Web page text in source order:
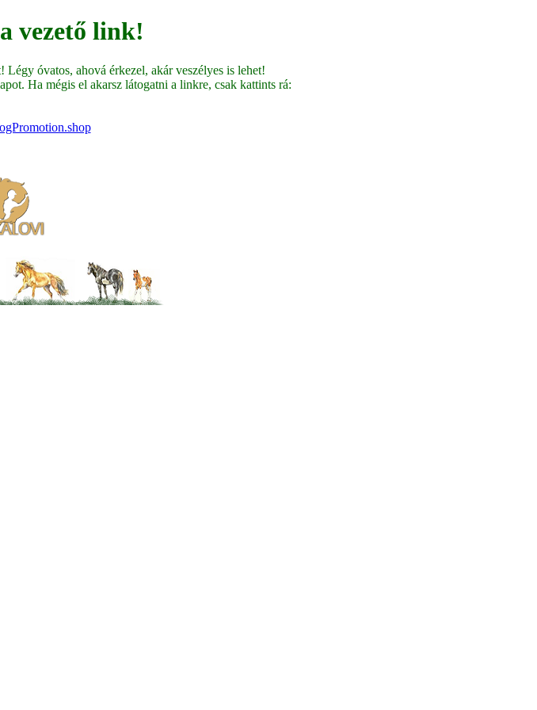
vezető link!
óvatos, ahová érkezel, akár veszélyes is lehet!
Ha mégis el akarsz látogatni a linkre, csak kattints rá: